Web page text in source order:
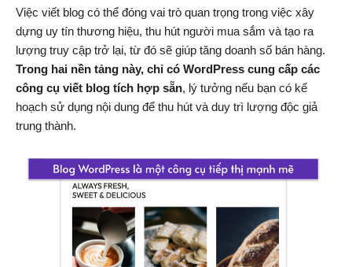
Việc viết blog có thể đóng vai trò quan trọng trong việc xây
dựng uy tín thương hiệu, thu hút người mua sắm và tạo ra
lượng truy cập trở lại, từ đó sẽ giúp tăng doanh số bán hàng.
Trong hai nền tảng này, chỉ có WordPress cung cấp các
công cụ viết blog tích hợp sẵn, lý tưởng nếu bạn có kế
hoạch sử dụng nội dung để thu hút và duy trì lượng độc giả
trung thành.